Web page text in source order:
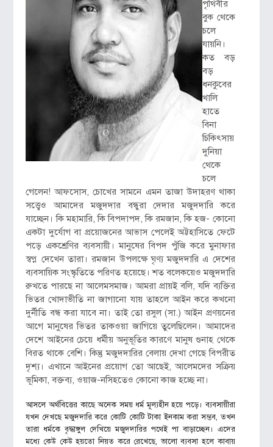
পৃথিবীর
বুক থেকে
চলে
যায়নি।
কত বড়
বড়
ধনকুবের
খালি
হাতে
বিনা
চিকিৎসায়
দুনিয়া
থেকে
চলে
গেলেন! আফসোস, চোখের সামনে এমন তাজা উদাহরণ থাকা
সত্ত্বেও আমাদের মজুদদার বন্ধুরা দেদার মজুদদারি করে
যাচ্ছেন। কি মহামারি, কি বিপদাপদ, কি রমজান, কি হজ- কোনো
একটা দুর্যোগ বা প্রয়োজনের আভাস পেলেই অট্টহাসিতে ফেটে
পড়ে একশ্রেণির ব্যবসায়ী। মানুষের বিপদ পুঁজি করে মুনাফার
স্বপ্ন দেখেন তারা। রমজান উপলক্ষে ঘৃণ্য মজুদদারি এ দেশের
ব্যবসায়িক সংস্কৃতিতে পরিণত হয়েছে। শত বলেকয়েও মজুদদারি
রুখতে পারছে না আলেমসমাজ। আমরা প্রায়ই বলি, যদি ব্যক্তির
ভিতর খোদাভীতি না জাগানো যায় তাহলে আইন করে কখনো
দুর্নীতি বন্ধ করা যাবে না। তাই তো রসুল (সা.) আইন প্রণয়নের
আগে মানুষের ভিতর তাকওয়া জাগিয়ে তুলেছিলেন। আমাদের
দেশে আইনের চেয়ে ধর্মীয় অনুভূতির কারণে মানুষ গুনাহ থেকে
বিরত থাকে বেশি। কিন্তু মজুদদারির বেলায় দেখা গেছে বিপরীত
দৃশ্য। এখানে আইনের প্রয়োগ তো আছেই, আলেমদের সক্রিয়
ভূমিকা, বক্তব্য, ওয়াজ-নসিহতেও কোনো কাজ হচ্ছে না।
আসলে অর্থবিত্তের কাছে অনেক সময় ধর্ম মূল্যহীন হয়ে পড়ে। ব্যবসায়ীরা
যখন দেখছে মজুদদারি করে কোটি কোটি টাকা ইনকাম করা সম্ভব, তখন
তারা ধর্মকে বৃদ্ধাঙ্গুল দেখিয়ে মজুদদারির পথেই পা বাড়াচ্ছেন। এদের
মধ্যে কেউ কেউ হয়তো নিয়ত করে রেখেছে, ভালো ব্যবসা হলে কাবায়